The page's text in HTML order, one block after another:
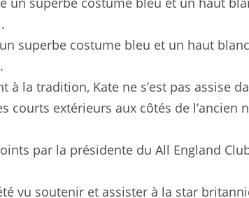
superbe costume bleu et un haut
à la tradition, Kate ne s’est pas assise
courts extérieurs aux côtés de
par la présidente du All England
vu soutenir et assister à la star